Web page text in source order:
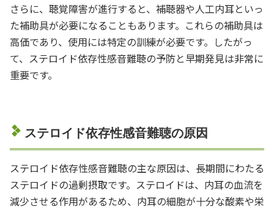
さらに、聴覚障害が進行すると、補聴器や人工内耳といっ
た補助具が必要になることもあります。これらの補助具は
高価であり、使用には特定の訓練が必要です。したがっ
て、ステロイド依存性感音難聴の予防と早期発見は非常に
重要です。
ステロイド依存性感音難聴の原因
ステロイド依存性感音難聴の主な原因は、長期間にわたる
ステロイドの過剰摂取です。ステロイドは、内耳の血流を
減少させる作用があるため、内耳の細胞が十分な酸素や栄